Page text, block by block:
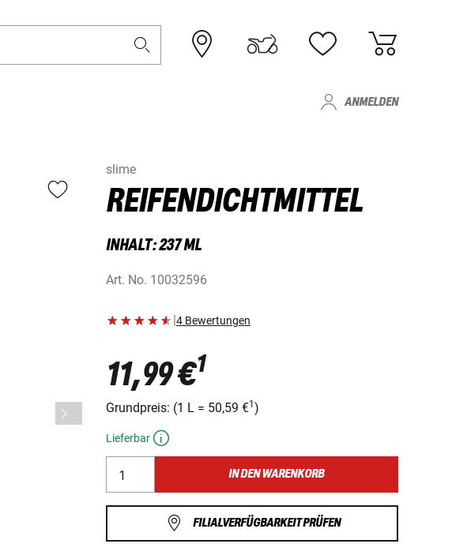
ANMELDEN
slime
REIFENDICHTMITTEL
INHALT: 237 ML
Art. No. 10032596
|4 Bewertungen
11,99 €1
Grundpreis: (1 L = 50,59 €1)
Lieferbar
IN DEN WARENKORB
FILIALVERFÜGBARKEIT PRÜFEN